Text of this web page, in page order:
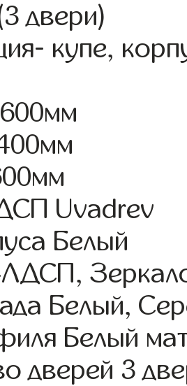
двери)
купе,
Uvadrev
Белый
Белый,
Белый
дверей 3